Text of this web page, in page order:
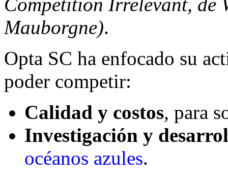
Mauborgne).
Opta SC ha enfocado su
poder competir:
Calidad y costos, para
Investigación y
océanos azules.